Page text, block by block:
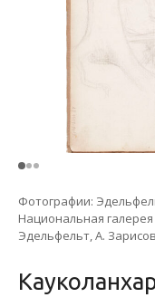
Фотографии:
Национальная
Эдельфельт, А.